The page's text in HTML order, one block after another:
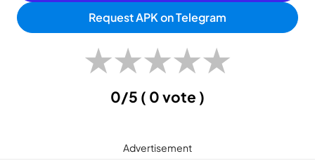
Request APK on Telegram
★★★★★
0/5 ( 0 vote )
Advertisement